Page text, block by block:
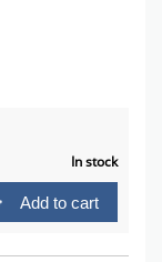
In stock
Add to cart